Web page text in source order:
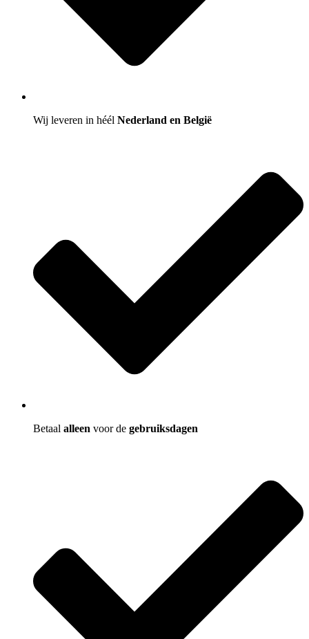
Wij leveren in héél Nederland en België
Betaal alleen voor de gebruiksdagen